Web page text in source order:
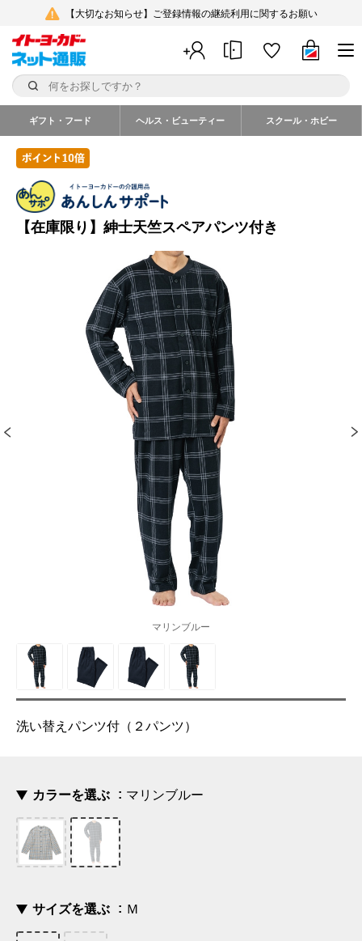
【大切なお知らせ】ご登録情報の継続利用に関するお願い
ギフト・フード ヘルス・ビューティー スクール・ホビー
【在庫限り】紳士天竺スペアパンツ付き
マリンブルー
洗い替えパンツ付（２パンツ）
カラーを選ぶ マリンブルー
サイズを選ぶ Ｍ